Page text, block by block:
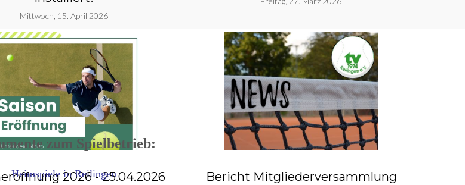
Mittwoch, 15. April 2026
2026 - 25.04.2026 Bericht Mitgliederversammlung
zum Spielbetrieb:
Heimspiele in Reilingen